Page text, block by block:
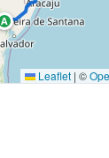
A
Leaflet | ©